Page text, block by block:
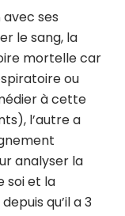
ses
le sang, la
mortelle car
ou
à cette
l’autre a
analyser la
soi et la
qu’il a 3